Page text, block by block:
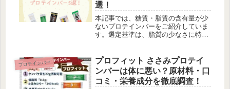
選！
本記事では、糖質・脂質の含有量が少
ないプロテインバーをご紹介していま
す。選定基準は、脂質の少なさに特化
が少ないものをご紹介しています。
プロテインバー
プロフィット ささみプロテイ
ンバーは体に悪い？原材料・口
コミ・栄養成分を徹底調査！